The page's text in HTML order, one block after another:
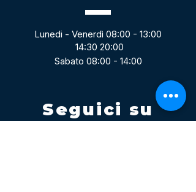
Lunedi - Venerdì 08:00 - 13:00
14:30 20:00
Sabato 08:00 - 14:00
Seguici su